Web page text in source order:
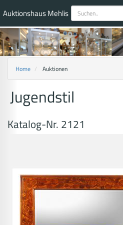
Auktionshaus Mehlis
Home Auktionen
Jugendstil
Katalog-Nr. 2121